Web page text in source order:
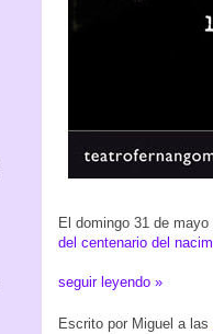
El domingo 31 de
del centenario del
seguir leyendo »
Escrito por Miguel a las